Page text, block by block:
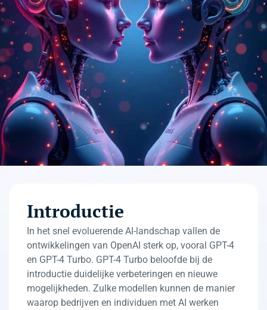
Introductie
In het snel evoluerende AI-landschap vallen de
ontwikkelingen van OpenAI sterk op, vooral GPT-4
en GPT-4 Turbo. GPT-4 Turbo beloofde bij de
introductie duidelijke verbeteringen en nieuwe
mogelijkheden. Zulke modellen kunnen de manier
waarop bedrijven en individuen met AI werken